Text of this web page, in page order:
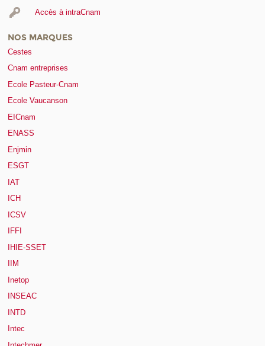
Accès à intraCnam
NOS MARQUES
Cestes
Cnam entreprises
Ecole Pasteur-Cnam
Ecole Vaucanson
EICnam
ENASS
Enjmin
ESGT
IAT
ICH
ICSV
IFFI
IHIE-SSET
IIM
Inetop
INSEAC
INTD
Intec